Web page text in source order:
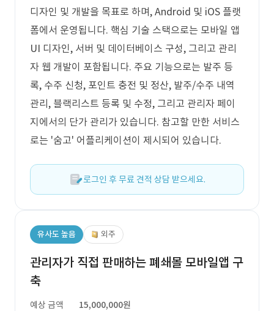
디자인 및 개발을 목표로 하며, Android 및 iOS 플랫
폼에서 운영됩니다. 핵심 기술 스택으로는 모바일 앱
UI 디자인, 서버 및 데이터베이스 구성, 그리고 관리
자 웹 개발이 포함됩니다. 주요 기능으로는 발주 등
록, 수주 신청, 포인트 충전 및 정산, 발주/수주 내역
관리, 블랙리스트 등록 및 수정, 그리고 관리자 페이
지에서의 단가 관리가 있습니다. 참고할 만한 서비스
로는 '숨고' 어플리케이션이 제시되어 있습니다.
로그인 후 무료 견적 상담 받으세요.
유사도 높음 외주
관리자가 직접 판매하는 폐쇄몰 모바일앱 구
축
예상 금액
15,000,000원